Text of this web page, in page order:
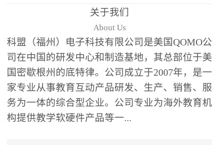
等基础题型，学生通过答
题器快速响应，系统实时
统计答题数据并生成可视
化图表，让教师瞬间掌握
学生知识掌握情况。主观
反馈：包含简答题、观点
阐述等开放式互动，鼓励
学生自由表达思考过程，
培养批判性思维与表达能
关于我们
About Us
科盟（福州）电子科技有限公司是美国QOMO公
司在中国的研发中心和制造基地，其总部位于美
国密歇根州的底特律。公司成立于2007年，是一
家专业从事教育互动产品研发、生产、销售、服
务为一体的综合型企业。公司专业为海外教育机
构提供教学软硬件产品等一...